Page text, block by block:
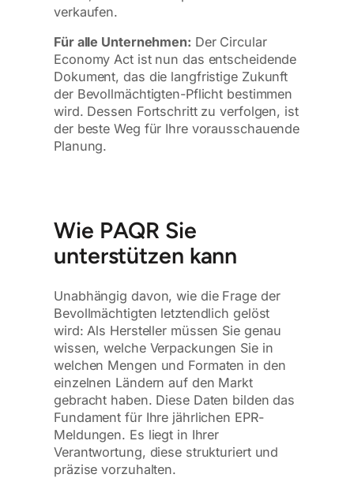
verkaufen.
Für alle Unternehmen: Der Circular
Economy Act ist nun das entscheidende
Dokument, das die langfristige Zukunft
der Bevollmächtigten-Pflicht bestimmen
wird. Dessen Fortschritt zu verfolgen, ist
der beste Weg für Ihre vorausschauende
Planung.
Wie PAQR Sie
unterstützen kann
Unabhängig davon, wie die Frage der
Bevollmächtigten letztendlich gelöst
wird: Als Hersteller müssen Sie genau
wissen, welche Verpackungen Sie in
welchen Mengen und Formaten in den
einzelnen Ländern auf den Markt
gebracht haben. Diese Daten bilden das
Fundament für Ihre jährlichen EPR-
Meldungen. Es liegt in Ihrer
Verantwortung, diese strukturiert und
präzise vorzuhalten.